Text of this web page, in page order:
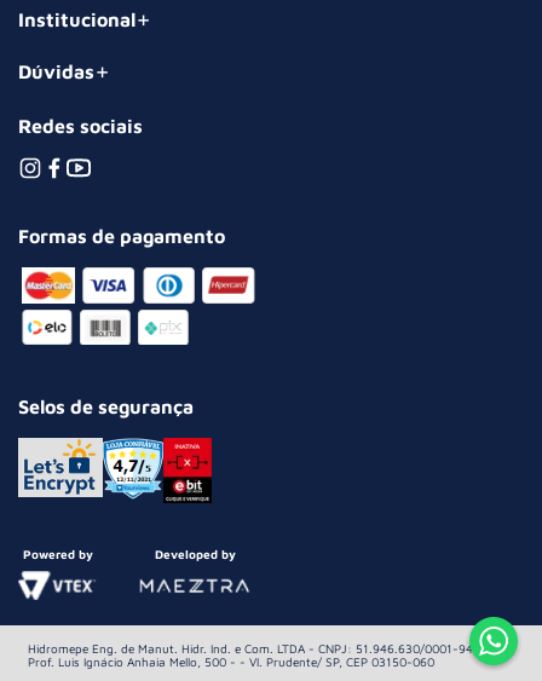
Institucional
Dúvidas
Redes sociais
Formas de pagamento
Selos de segurança
Powered by Developed by
Hidromepe Eng. de Manut. Hidr. Ind. e Com. LTDA - CNPJ: 51.946.630/0001-94 Av.
Prof. Luis Ignácio Anhaia Mello, 500 - - Vl. Prudente/ SP, CEP 03150-060